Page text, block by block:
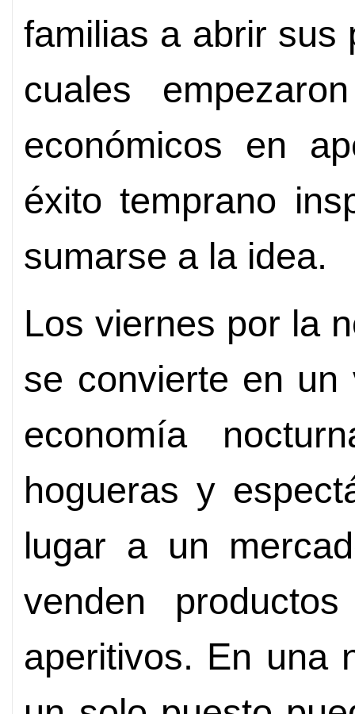
familias a abrir sus
cuales
económicos en
éxito temprano
sumarse a la idea.
Los viernes por la
se convierte en un
economía
hogueras y
lugar a un
venden
aperitivos. En una